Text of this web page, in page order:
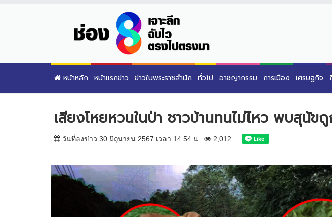
หน้าหลัก หน้าแรกข่าว ข่าวในพระราชสำนัก ทั่วไป อาชญากรรม การเมือง เศรษฐกิจ
เสียงโหยหวนในป่า ชาวบ้านทนไม่ไหว พบสุนัข
วันที่ลงข่าว 30 มิถุนายน 2567 เวลา 14:54 น. 2,012